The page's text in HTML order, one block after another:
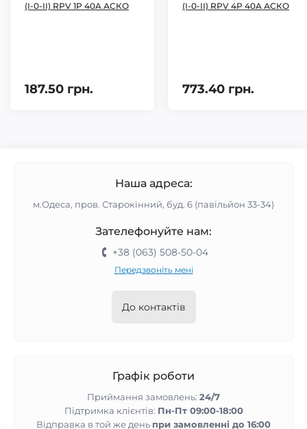
(І-0-ІІ) RPV 1P 40A АСКО
187.50 грн.
(І-0-ІІ) RPV 4P 40A АСКО
773.40 грн.
Наша адреса:
м.Одеса, пров. Старокінний, буд. 6 (павільйон 33-34)
Зателефонуйте нам:
+38 (063) 508-50-04
Передзвоніть мені
До контактів
Графік роботи
Приймання замовлень: 24/7
Підтримка клієнтів: Пн-Пт 09:00-18:00
Відправка в той же день при замовленні до 16:00